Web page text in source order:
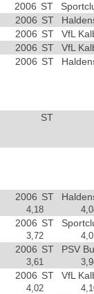
2006 ST
2006 ST
2006 ST
VfL
2006 ST
VfL
2006 ST
ST
2006 ST
4,18
2006 ST
3,72
2006 ST PSV
3,61
2006 ST VfL
4,02